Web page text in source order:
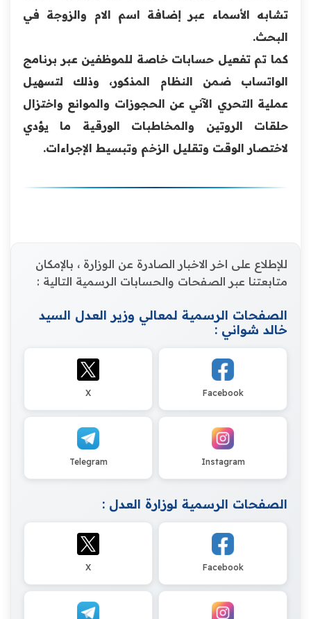
تشابه الأسماء عبر إضافة اسم الام والزوجة في
البحث.
كما تم تفعيل حسابات خاصة للموظفين عبر برنامج
الواتساب ضمن النظام المذكور، وذلك لتسهيل
عملية التحري الآني عن الحجوزات والموانع واختزال
حلقات الروتين والمخاطبات الورقية ما يؤدي
لاختصار الوقت وتقليل الزخم وتبسيط الإجراءات.
للإطلاع على اخر الاخبار الصادرة عن الوزارة ، بالإمكان
متابعتنا عبر الصفحات والحسابات الرسمية التالية :
الصفحات الرسمية لمعالي وزير العدل السيد
خالد شواني :
Facebook
X
Instagram
Telegram
الصفحات الرسمية لوزارة العدل :
Facebook
X